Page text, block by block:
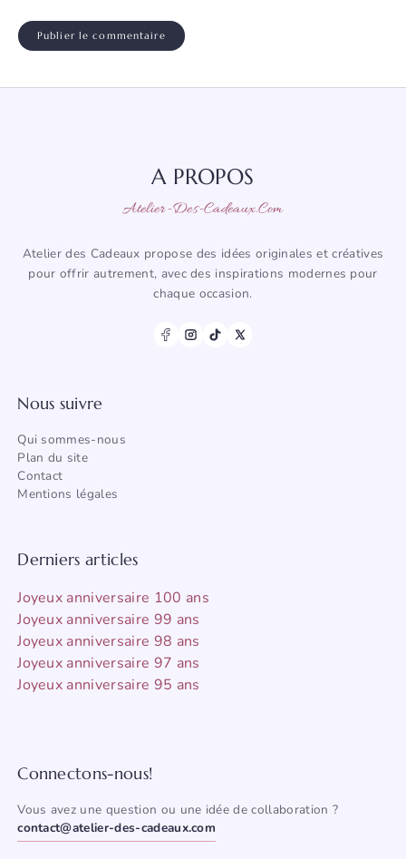
A PROPOS
Atelier-Des-Cadeaux.com
Atelier des Cadeaux propose des idées originales et créatives
pour offrir autrement, avec des inspirations modernes pour
chaque occasion.
Nous suivre
Qui sommes-nous
Plan du site
Contact
Mentions légales
Derniers articles
Joyeux anniversaire 100 ans
Joyeux anniversaire 99 ans
Joyeux anniversaire 98 ans
Joyeux anniversaire 97 ans
Joyeux anniversaire 95 ans
Connectons-nous!
Vous avez une question ou une idée de collaboration ?
contact@atelier-des-cadeaux.com